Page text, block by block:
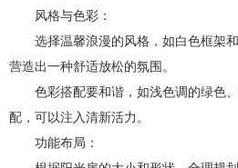
风格与色彩：
选择温馨浪漫的风格，如白色框架和
营造出一种舒适放松的氛围。
色彩搭配要和谐，如浅色调的绿色、
配，可以注入清新活力。
功能布局：